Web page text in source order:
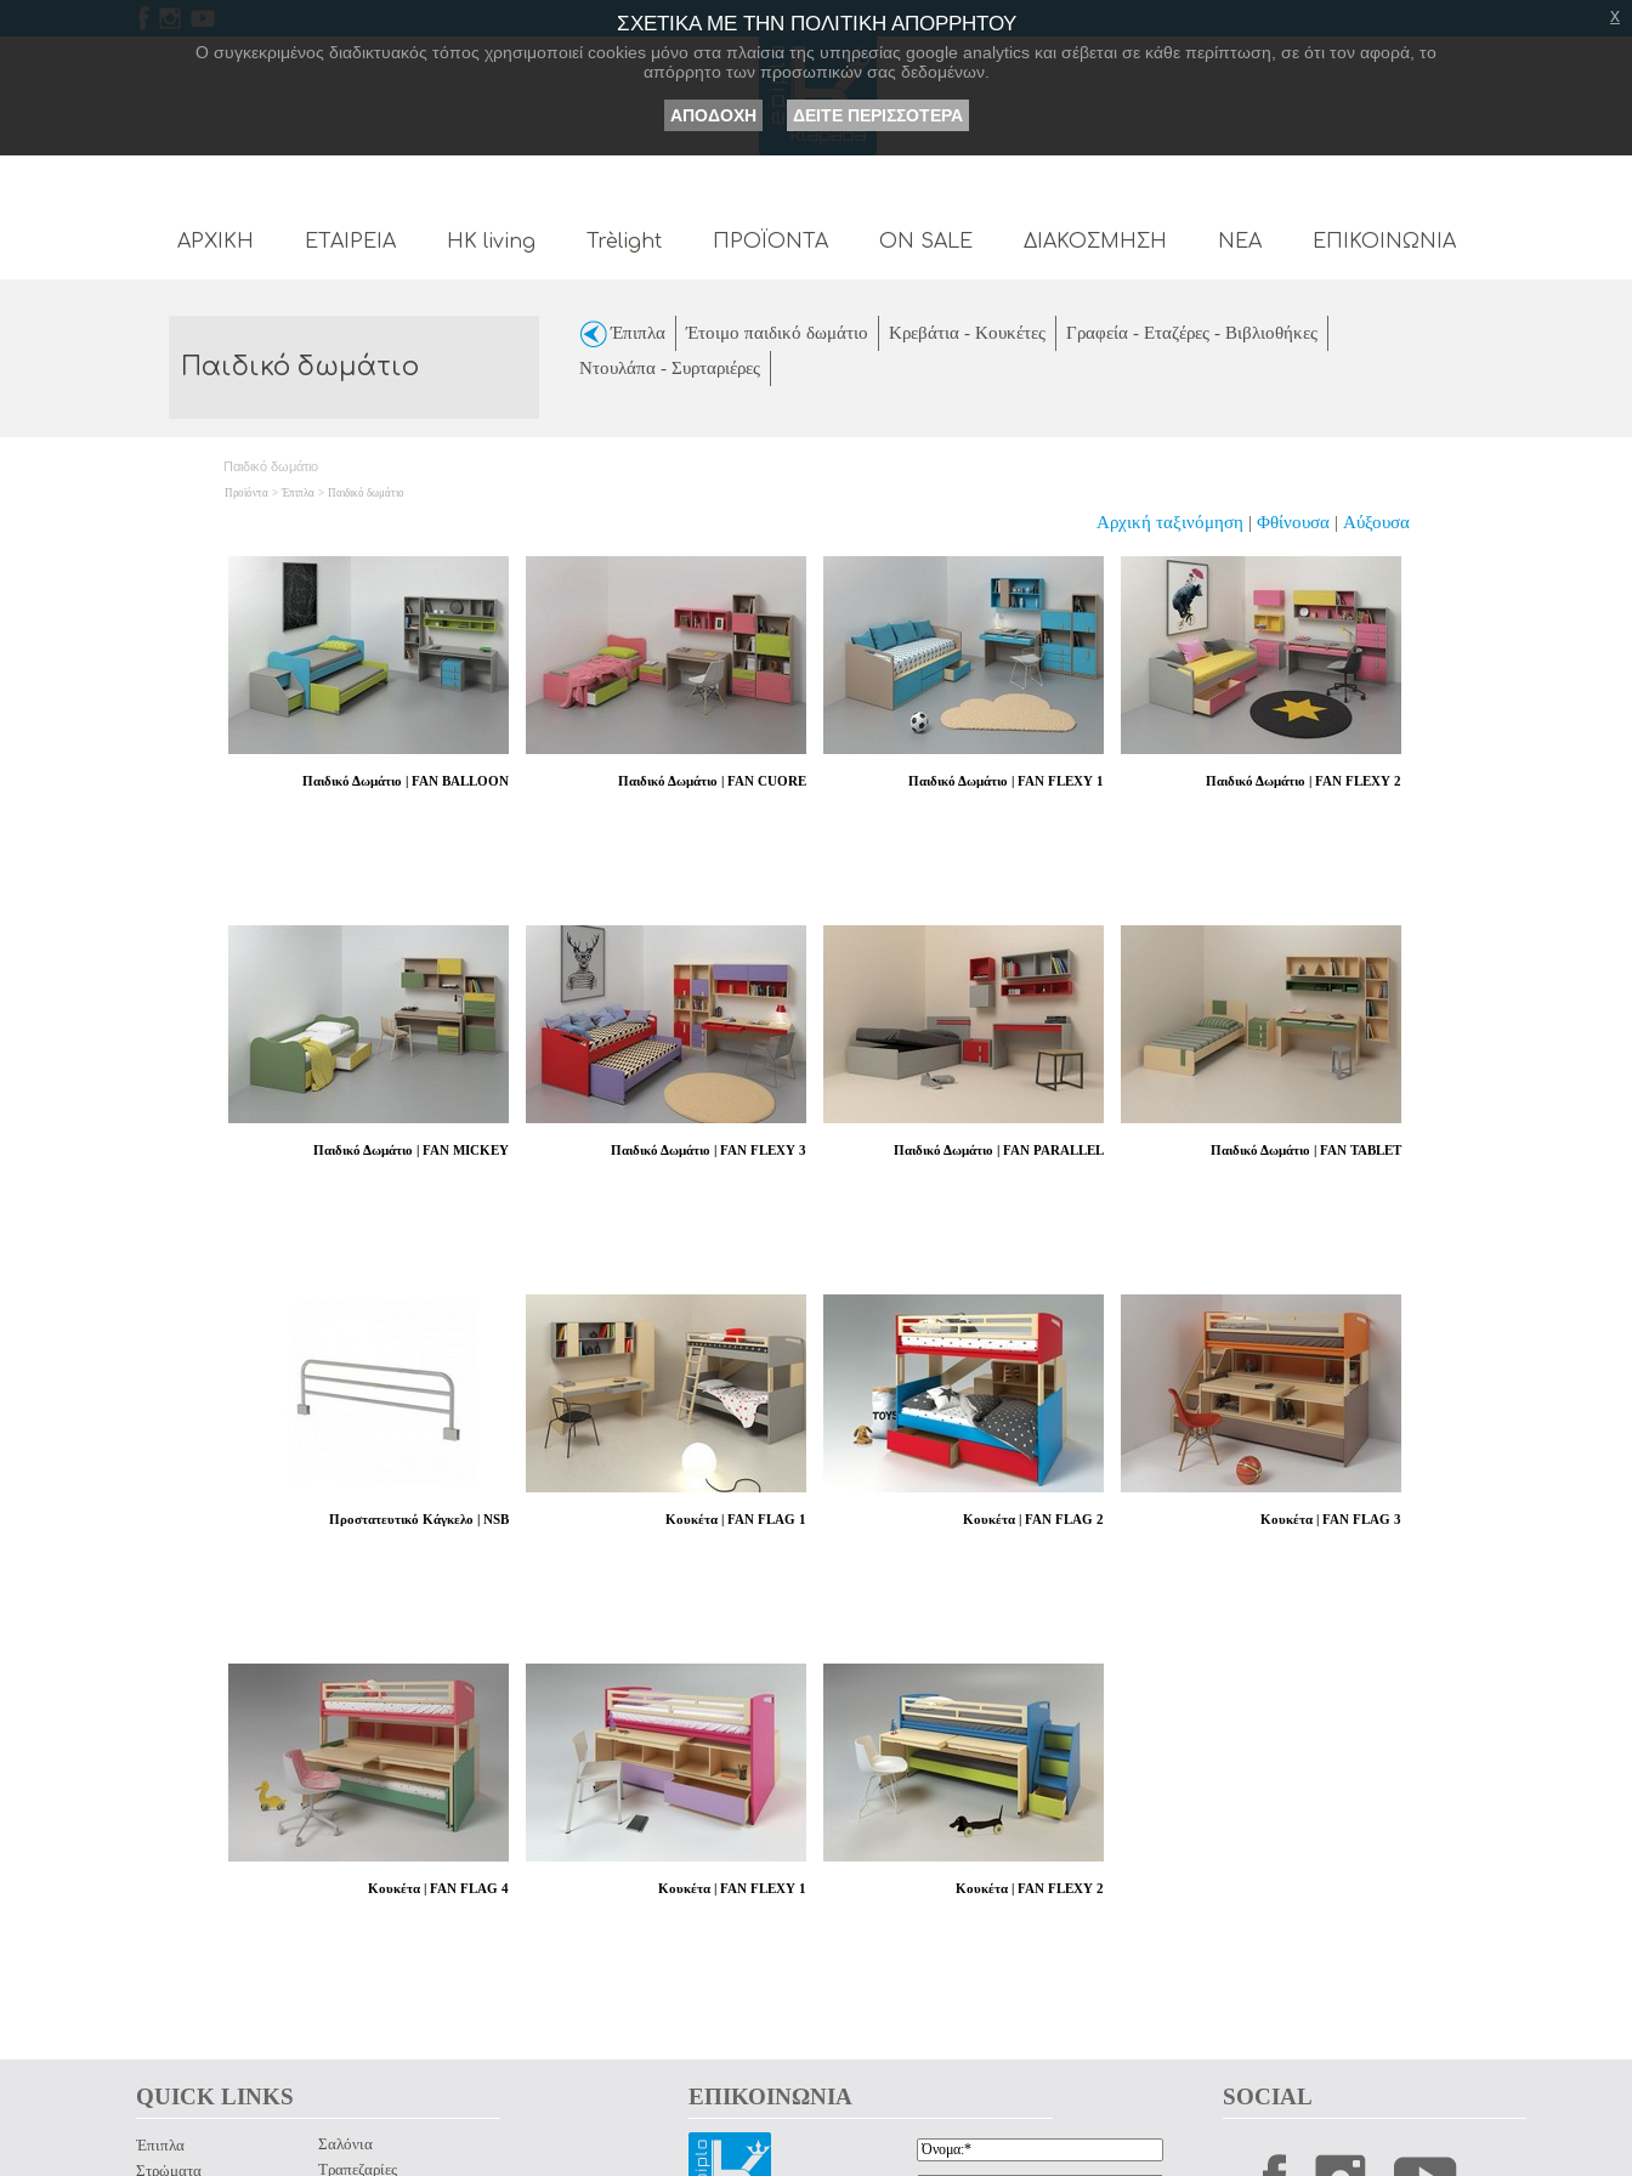
ΑΡΧΙΚΗ ΕΤΑΙΡΕΙΑ HK living Trèlight ΠΡΟΪΟΝΤΑ ON SALE ΔΙΑΚΟΣΜΗΣΗ ΝΕΑ ΕΠΙΚΟΙΝΩΝΙΑ
Παιδικό δωμάτιο
Έπιπλα Έτοιμο παιδικό δωμάτιο Κρεβάτια - Κουκέτες
Γραφεία - Εταζέρες - Βιβλιοθήκες
Ντουλάπα - Συρταριέρες
Παιδικό δωμάτιο
Προϊόντα > Έπιπλα > Παιδικό δωμάτιο
Αρχική ταξινόμηση | Φθίνουσα | Αύξουσα
Παιδικό Δωμάτιο | FAN BALLOON Παιδικό Δωμάτιο | FAN CUORE Παιδικό Δωμάτιο | FAN FLEXY 1 Παιδικό Δωμάτιο | FAN FLEXY 2
Παιδικό Δωμάτιο | FAN MICKEY Παιδικό Δωμάτιο | FAN FLEXY 3 Παιδικό Δωμάτιο | FAN PARALLEL Παιδικό Δωμάτιο | FAN TABLET
Προστατευτικό Κάγκελο | NSB Κουκέτα | FAN FLAG 1 Κουκέτα | FAN FLAG 2 Κουκέτα | FAN FLAG 3
Κουκέτα | FAN FLAG 4 Κουκέτα | FAN FLEXY 1 Κουκέτα | FAN FLEXY 2
QUICK LINKS ΕΠΙΚΟΙΝΩΝΙΑ SOCIAL
Έπιπλα
Στρώματα
Σαλόνια
Τραπεζαρίες
ΣΧΕΤΙΚΑ ΜΕ ΤΗΝ ΠΟΛΙΤΙΚΗ ΑΠΟΡΡΗΤΟΥ
Ο συγκεκριμένος διαδικτυακός τόπος χρησιμοποιεί cookies μόνο στα πλαίσια της υπηρεσίας google analytics και σέβεται σε κάθε περίπτωση, σε ότι τον αφορά, το
απόρρητο των προσωπικών σας δεδομένων.
ΑΠΟΔΟΧΗ ΔΕΙΤΕ ΠΕΡΙΣΣΟΤΕΡΑ
x